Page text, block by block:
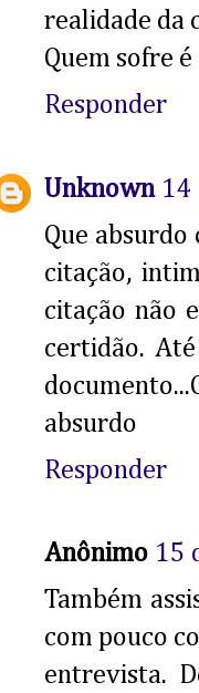
realidade da
Quem sofre
Responder
Unknown 14
Que
citação,
citação não
certidão.
absurdo
Responder
Anônimo 15
Também
com pouco
entrevista.